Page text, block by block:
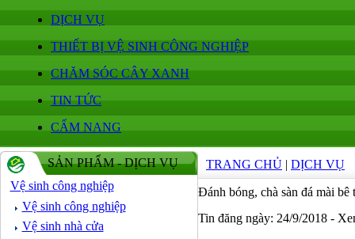
DỊCH VỤ
THIẾT BỊ VỆ SINH CÔNG NGHIỆP
CHĂM SÓC CÂY XANH
TIN TỨC
CẨM NANG
SẢN PHẨM - DỊCH VỤ
Vệ sinh công nghiệp
Vệ sinh công nghiệp
Vệ sinh nhà cửa
TRANG CHỦ | DỊCH VỤ
Đánh bóng, chà sàn đá mài
Tin đăng ngày: 24/9/2018 -